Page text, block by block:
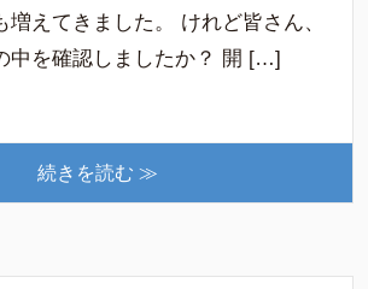
増えてきました。 けれど皆さん、
中を確認しましたか？ 開 […]
続きを読む ≫